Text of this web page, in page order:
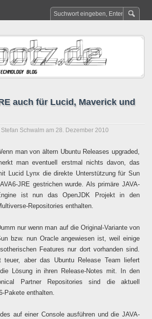
auch für Lucid, Maverick und
Stefan Schwalm am 28. Dezember 2010
man von ältern Ubuntu Releases upgraded,
man eventuell erstmal nichts davon, das
Lucid Lynx die direkte Unterstützung für Sun
JRE gestrichen wurde. Als primäre JAVA-
ist nun das OpenJDK Projekt in den
Repositories enthalten.
nur wenn man auf die Original-Variante von
bzw. nun Oracle angewiesen ist, weil einige
Features nur dort vorhanden sind.
aber das Ubuntu Release Team liefert
Lösung in ihren Release-Notes mit. In den
Partner Repositories sind die aktuell
Pakete enthalten.
auf einer Console ausführen und die JAVA-